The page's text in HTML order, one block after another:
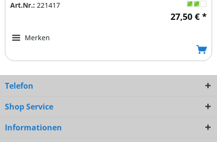
Art.Nr.: 221417
27,50 € *
Merken
Telefon
Shop Service
Informationen